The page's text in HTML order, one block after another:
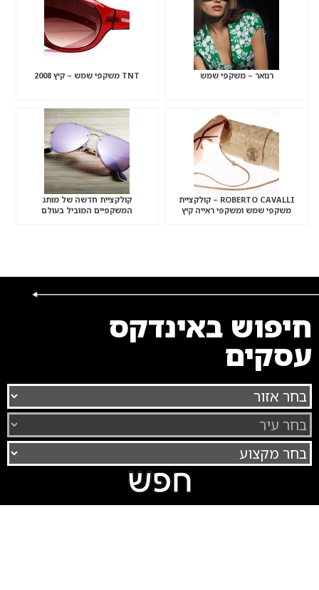
רנואר – משקפי שמש TNT משקפי שמש – קיץ 2008
ROBERTO CAVALLI – קולקציית
משקפי שמש ומשקפי ראייה קיץ
קולקציית חדשה של מותג
המשקפיים המוביל בעולם
חיפוש באינדקס
עסקים